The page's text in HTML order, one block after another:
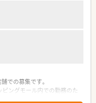
での募集です。
ングモール内での勤務のた